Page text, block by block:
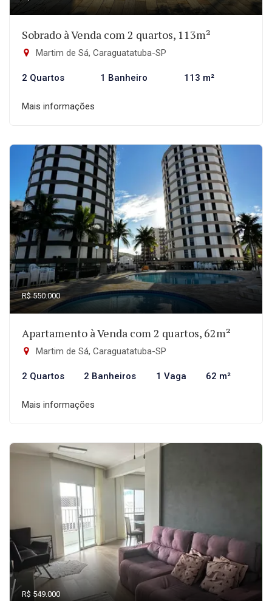
Sobrado à Venda com 2 quartos, 113m²
Martim de Sá, Caraguatatuba-SP
2 Quartos 1 Banheiro 113 m²
Mais informações
R$ 550.000
Apartamento à Venda com 2 quartos, 62m²
Martim de Sá, Caraguatatuba-SP
2 Quartos 2 Banheiros 1 Vaga 62 m²
Mais informações
R$ 549.000